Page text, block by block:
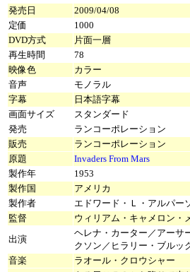
発売日
2009/04/08
定価
1000
DVD方式
片面一層
再生時間
78
映像色
カラー
音声
モノラル
字幕
日本語字幕
画面サイズ
スタンダード
発売
ランコーポレーション
販売
ランコーポレーション
原題
Invaders From Mars
製作年
1953
製作国
アメリカ
製作者
エドワード・Ｌ・アルパー
監督
ウィリアム・キャメロン・
出演
ヘレナ・カーター／アーサ
クソン／ヒラリー・ブルッ
音楽
ラオール・クロウシャー